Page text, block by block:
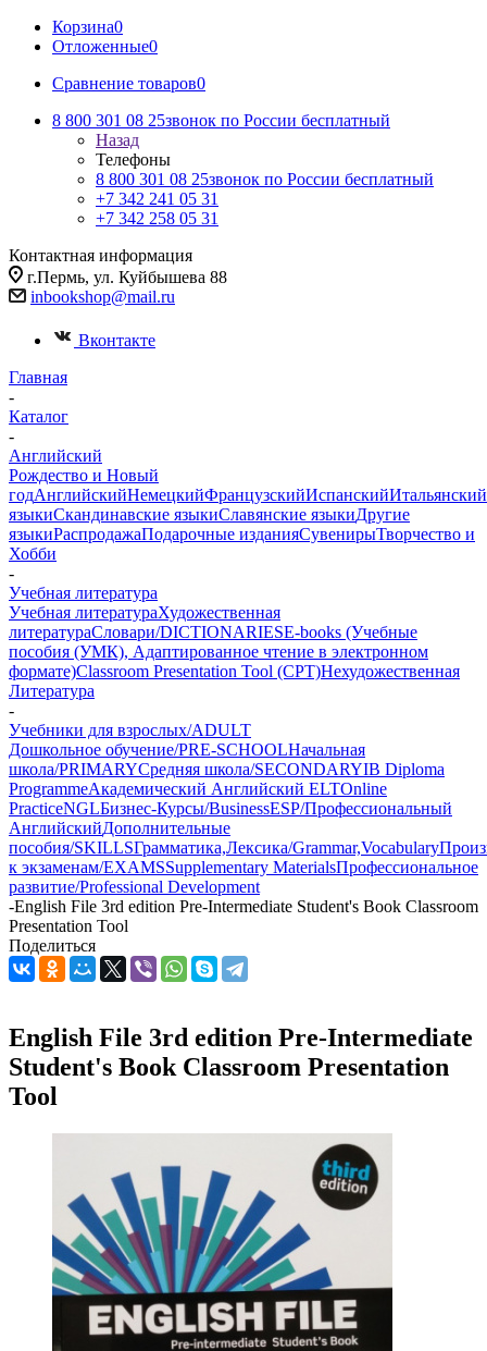
Корзина0
Отложенные0
Сравнение товаров0
8 800 301 08 25звонок по России бесплатный
Назад
Телефоны
8 800 301 08 25звонок по России бесплатный
+7 342 241 05 31
+7 342 258 05 31
Контактная информация
г.Пермь, ул. Куйбышева 88
inbookshop@mail.ru
Вконтакте
Главная
-
Каталог
-
Английский
Рождество и Новый
годАнглийскийНемецкийФранцузскийИспанскийИтальянский
языкиСкандинавские языкиСлавянские языкиДругие
языкиРаспродажаПодарочные изданияСувенирыТворчество и
Хобби
-
Учебная литература
Учебная литератураХудожественная
литератураСловари/DICTIONARIESE-books (Учебные
пособия (УМК), Адаптированное чтение в электронном
формате)Classroom Presentation Tool (CPT)Нехудожественная
Литература
-
Учебники для взрослых/ADULT
Дошкольное обучение/PRE-SCHOOLНачальная
школа/PRIMARYСредняя школа/SECONDARYIB Diploma
ProgrammeАкадемический Английский ELTOnline
PracticeNGLБизнес-Курсы/BusinessESP/Профессиональный
АнглийскийДополнительные
пособия/SKILLSГрамматика,Лексика/Grammar,Vocabulary
к экзаменам/EXAMSSupplementary MaterialsПрофессиональное
развитие/Professional Development
-English File 3rd edition Pre-Intermediate Student's Book Classroom
Presentation Tool
Поделиться
English File 3rd edition Pre-Intermediate
Student's Book Classroom Presentation
Tool